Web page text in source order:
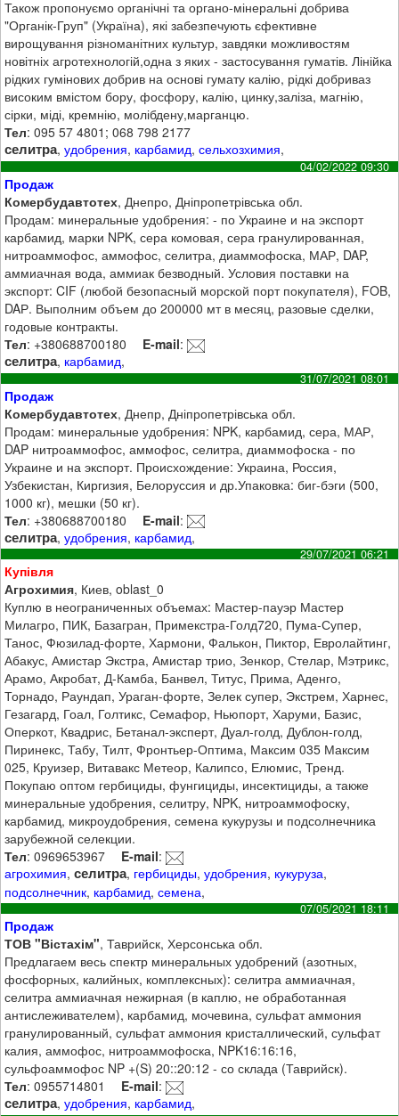
Також пропонуємо органічні та органо-мінеральні добрива
"Органік-Груп" (Україна), які забезпечують єфективне
вирощування різноманітних культур, завдяки можливостям
новітніх агротехнологій,одна з яких - застосування гуматів. Лінійка
рідких гумінових добрив на основі гумату калію, рідкі добриваз
високим вмістом бору, фосфору, калію, цинку,заліза, магнію,
сірки, міді, кремнію, молібдену,марганцю.
Тел: 095 57 4801; 068 798 2177
селитра,удобрения, карбамид,сельхозхимия,
04/02/2022 09:30
Продаж
Комербудавтотех, Днепро, Дніпропетрівська обл.
Продам: минеральные удобрения: - по Украине и на экспорт
карбамид, марки NPK, сера комовая, сера гранулированная,
нитроаммофос, аммофос, селитра, диаммофоска, МАР, DAP,
аммиачная вода, аммиак безводный. Условия поставки на
экспорт: CIF (любой безопасный морской порт покупателя), FOB,
DAР. Выполним объем до 200000 мт в месяц, разовые сделки,
годовые контракты.
Тел: +380688700180 E-mail:
селитра, карбамид,
31/07/2021 08:01
Продаж
Комербудавтотех, Днепр, Дніпропетрівська обл.
Продам: минеральные удобрения: NPK, карбамид, сера, МАР,
DAP нитроаммофос, аммофос, селитра, диаммофоска - по
Украине и на экспорт. Происхождение: Украина, Россия,
Узбекистан, Киргизия, Белоруссия и др.Упаковка: биг-бэги (500,
1000 кг), мешки (50 кг).
Тел: +380688700180 E-mail:
селитра,удобрения, карбамид,
29/07/2021 06:21
Купівля
Агрохимия, Киев, oblast_0
Куплю в неограниченных объемах: Мастер-пауэр Мастер
Милагро, ПИК, Базагран, Примекстра-Голд720, Пума-Супер,
Танос, Фюзилад-форте, Хармони, Фалькон, Пиктор, Евролайтинг,
Абакус, Амистар Экстра, Амистар трио, Зенкор, Стелар, Мэтрикс,
Арамо, Акробат, Д-Камба, Банвел, Титус, Прима, Аденго,
Торнадо, Раундап, Ураган-форте, Зелек супер, Экстрем, Харнес,
Гезагард, Гоал, Голтикс, Семафор, Ньюпорт, Харуми, Базис,
Оперкот, Квадрис, Бетанал-эксперт, Дуал-голд, Дублон-голд,
Пиринекс, Табу, Тилт, Фронтьер-Оптима, Максим 035 Максим
025, Круизер, Витавакс Метеор, Калипсо, Елюмис, Тренд.
Покупаю оптом гербициды, фунгициды, инсектициды, а также
минеральные удобрения, селитру, NPK, нитроаммофоску,
карбамид, микроудобрения, семена кукурузы и подсолнечника
зарубежной селекции.
Тел: 0969653967 E-mail:
агрохимия,селитра, гербициды,удобрения, кукуруза,
подсолнечник, карбамид,семена,
07/05/2021 18:11
Продаж
ТОВ "Вістахім", Таврийск, Херсонська обл.
Предлагаем весь спектр минеральных удобрений (азотных,
фосфорных, калийных, комплексных): селитра аммиачная,
селитра аммиачная нежирная (в каплю, не обработанная
антислеживателем), карбамид, мочевина, сульфат аммония
гранулированный, сульфат аммония кристаллический, сульфат
калия, аммофос, нитроаммофоска, NPK16:16:16,
сульфоаммофос NP +(S) 20::20:12 - со склада (Таврийск).
Тел: 0955714801 E-mail:
селитра,удобрения, карбамид,